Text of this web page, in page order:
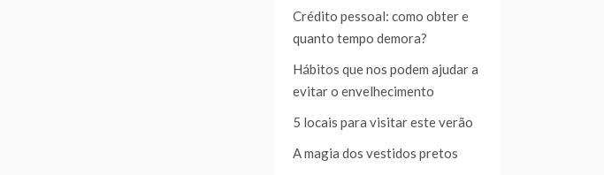
Crédito pessoal: como obter e
quanto tempo demora?
Hábitos que nos podem ajudar a
evitar o envelhecimento
5 locais para visitar este verão
A magia dos vestidos pretos